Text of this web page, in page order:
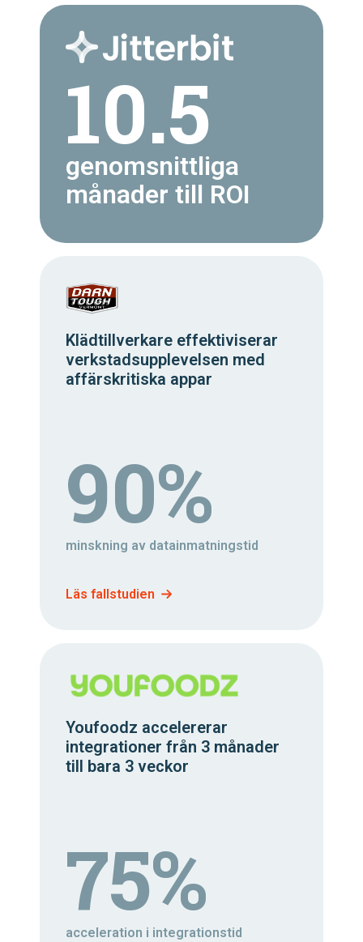
10.5
genomsnittliga
månader till ROI
Klädtillverkare effektiviserar
verkstadsupplevelsen med
affärskritiska appar
90%
minskning av datainmatningstid
Läs fallstudien
Youfoodz accelererar
integrationer från 3 månader
till bara 3 veckor
75%
acceleration i integrationstid